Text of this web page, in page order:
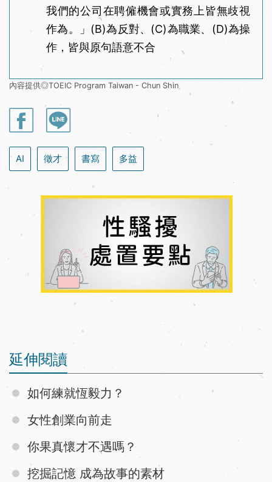
我們的公司在聘僱機會或實務上皆無歧視
作為。」(B)為反對、(C)為職業、(D)為操
作，皆與原句語意不合
內容提供◎TOEIC Program Taiwan - Chun Shin
AI 徵才 書寫 多益
延伸閱讀
如何練就恆毅力？
女性創業向前走
你果真懷才不遇嗎？
挖掘記憶 成為故事的素材